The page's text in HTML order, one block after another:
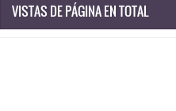
VISTAS DE PÁGINA EN TOTAL